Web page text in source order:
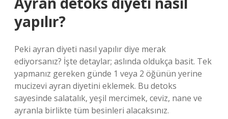
yapılır?
Peki ayran diyeti nasıl yapılır diye merak
ediyorsanız? İşte detaylar; aslında oldukça basit. Tek
yapmanız gereken günde 1 veya 2 öğünün yerine
mucizevi ayran diyetini eklemek. Bu detoks
sayesinde salatalık, yeşil mercimek, ceviz, nane ve
ayranla birlikte tüm besinleri alacaksınız.